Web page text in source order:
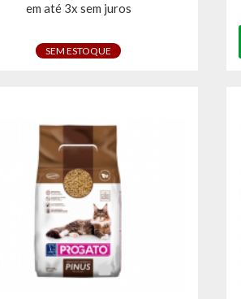
em até 3x sem juros
SEM ESTOQUE